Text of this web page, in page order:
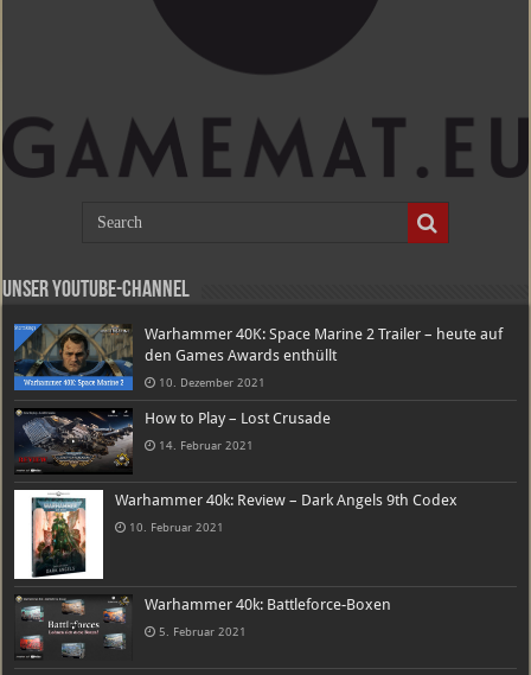
Unser Youtube-Channel
Warhammer 40K: Space Marine 2 Trailer – heute auf
den Games Awards enthüllt
10. Dezember 2021
How to Play – Lost Crusade
14. Februar 2021
Warhammer 40k: Review – Dark Angels 9th Codex
10. Februar 2021
Warhammer 40k: Battleforce-Boxen
5. Februar 2021